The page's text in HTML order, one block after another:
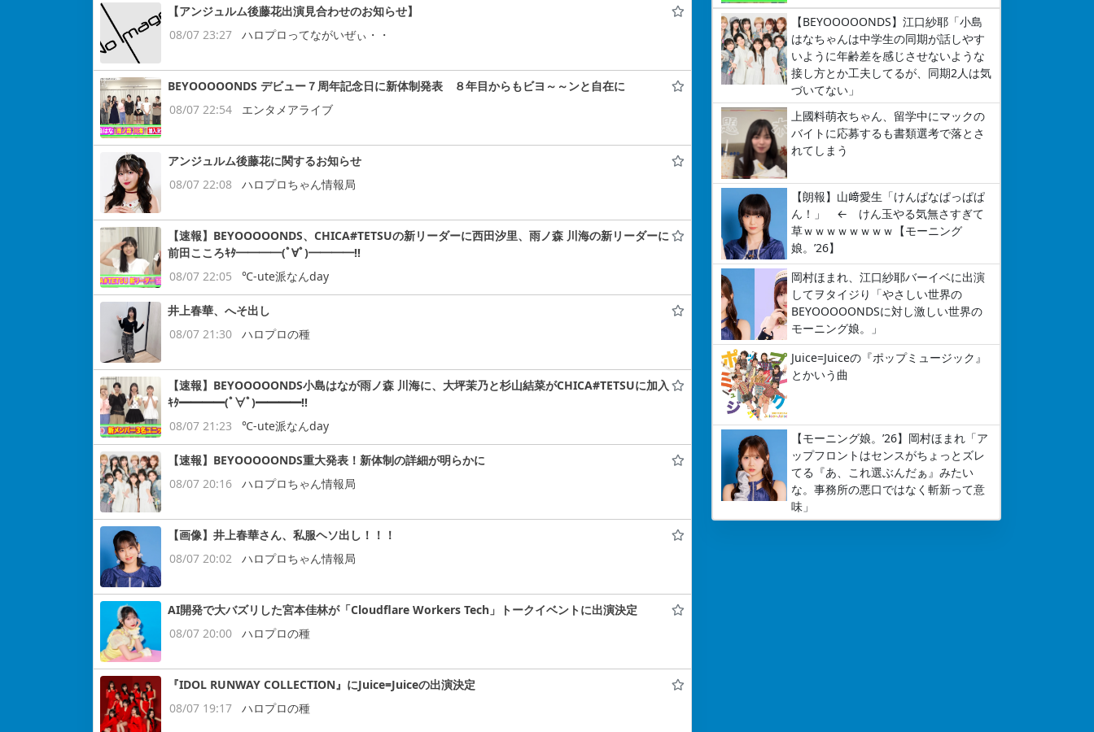
【BEYOOOOONDS】江口紗耶「小島
はなちゃんは中学生の同期が話しやす
いように年齢差を感じさせないような
接し方とか工夫してるが、同期2人は気
づいてない」
上國料萌衣ちゃん、留学中にマックの
バイトに応募するも書類選考で落とさ
れてしまう
【朗報】山﨑愛生「けんぱなぱっぱぱ
ん！」 ← けん玉やる気無さすぎて
草ｗｗｗｗｗｗｗｗ【モーニング
娘。’26】
岡村ほまれ、江口紗耶バーイベに出演
してヲタイジり「やさしい世界の
BEYOOOOONDSに対し激しい世界の
モーニング娘。」
Juice=Juiceの『ポップミュージック』
とかいう曲
【モーニング娘。’26】岡村ほまれ「ア
ップフロントはセンスがちょっとズレ
てる『あ、これ選ぶんだぁ』みたい
な。事務所の悪口ではなく斬新って意
味」
【アンジュルム後藤花出演見合わせのお知らせ】
08/07 23:27
ハロプロってながいぜぃ・・
BEYOOOOONDS デビュー７周年記念日に新体制発表 ８年目からもビヨ～～ンと自在に
08/07 22:54
エンタメアライブ
アンジュルム後藤花に関するお知らせ
08/07 22:08
ハロプロちゃん情報局
【速報】BEYOOOOONDS、CHICA#TETSUの新リーダーに西田汐里、雨ノ森 川海の新リーダーに
前田こころｷﾀ━━━━(ﾟ∀ﾟ)━━━━!!
08/07 22:05
℃-ute派なんday
井上春華、へそ出し
08/07 21:30
ハロプロの種
【速報】BEYOOOOONDS小島はなが雨ノ森 川海に、大坪茉乃と杉山結菜がCHICA#TETSUに加入
ｷﾀ━━━━(ﾟ∀ﾟ)━━━━!!
08/07 21:23
℃-ute派なんday
【速報】BEYOOOOONDS重大発表！新体制の詳細が明らかに
08/07 20:16
ハロプロちゃん情報局
【画像】井上春華さん、私服ヘソ出し！！！
08/07 20:02
ハロプロちゃん情報局
AI開発で大バズリした宮本佳林が「Cloudflare Workers Tech」トークイベントに出演決定
08/07 20:00
ハロプロの種
『IDOL RUNWAY COLLECTION』にJuice=Juiceの出演決定
08/07 19:17
ハロプロの種